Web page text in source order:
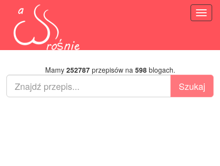
Mamy 252787przepisów na 598blogach.